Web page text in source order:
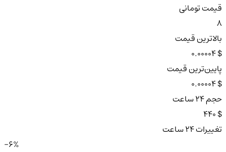
قیمت تومانی
8
بالاترین قیمت
$ 0.00004
پایین‌ترین قیمت
$ 0.00004
حجم ۲۴ ساعت
$ 440
تغییرات ۲۴ ساعت
-6%